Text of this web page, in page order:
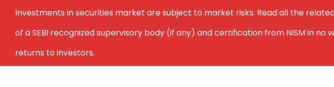
Investments in securities market are subject to market risks. Read all the
of a SEBI recognized supervisory body (if any) and certification from NISM in
returns to investors.